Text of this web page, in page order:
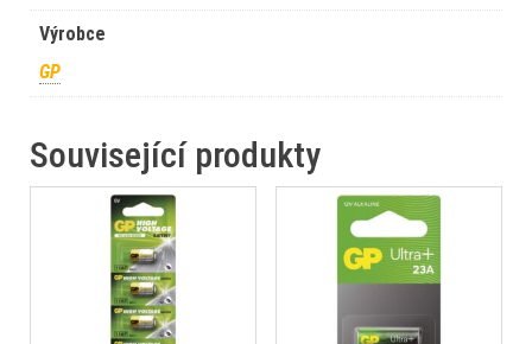
Výrobce
GP
Související produkty